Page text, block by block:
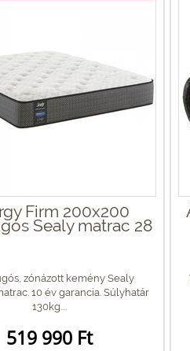
Firm 200x200
Sealy matrac 28
zónázott kemény Sealy
10 év garancia. Súlyhatár
130kg....
519 990 Ft